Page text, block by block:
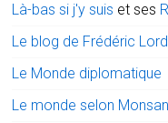
Là-bas si j'y suis et ses
Le blog de Frédéric
Le Monde diplomatique
Le monde selon